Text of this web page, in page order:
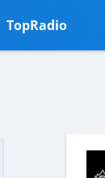
TopRadio